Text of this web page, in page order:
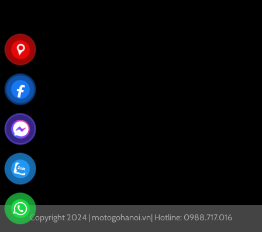
Copyright 2024 | motogohanoi.vn| Hotline: 0988.717.016